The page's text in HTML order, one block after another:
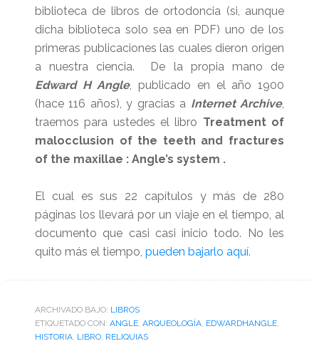
biblioteca de libros de ortodoncia (si, aunque
dicha biblioteca solo sea en PDF) uno de los
primeras publicaciones las cuales dieron origen
a nuestra ciencia. De la propia mano de
Edward H Angle, publicado en el año 1900
(hace 116 años), y gracias a Internet Archive,
traemos para ustedes el libro Treatment of
malocclusion of the teeth and fractures
of the maxillae : Angle’s system .
El cual es sus 22 capítulos y más de 280
páginas los llevará por un viaje en el tiempo, al
documento que casi casi inicio todo. No les
quito más el tiempo, pueden bajarlo aquí.
ARCHIVADO BAJO: LIBROS
ETIQUETADO CON: ANGLE, ARQUEOLOGÍA, EDWARDHANGLE,
HISTORIA, LIBRO, RELIQUIAS